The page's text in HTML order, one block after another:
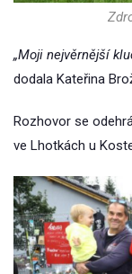
„Moji nejvěrnější
dodala Kateřina
Rozhovor se
ve Lhotkách u